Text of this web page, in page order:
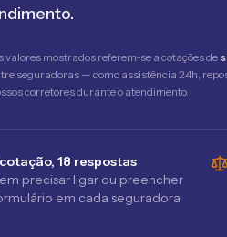
valores mostrados referem-se a cotações de
seguradoras — como assistência 24h,
corretores durante o atendimento.
18 respostas
precisar ligar ou preencher
em cada seguradora